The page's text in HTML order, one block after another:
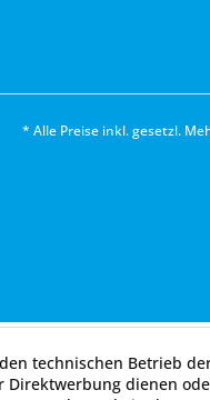
* Alle Preise inkl. gesetzl.
technischen Betrieb
Direktwerbung dienen